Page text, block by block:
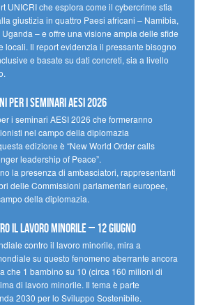
UNICRI che esplora come il cybercrime stia
giustizia in quattro Paesi africani – Namibia,
– e offre una visione ampia delle sfide
locali. Il report evidenzia il pressante bisogno
e basate su dati concreti, sia a livello
i seminari AESI 2026
i seminari AESI 2026 che formeranno
nel campo della diplomazia
edizione è “New World Order calls
leadership of Peace”.
la presenza di ambasciatori, rappresentanti
delle Commissioni parlamentari europee,
della diplomazia.
il lavoro minorile – 12 giugno
contro il lavoro minorile, mira a
su questo fenomeno aberrante ancora
che 1 bambino su 10 (circa 160 milioni di
di lavoro minorile. Il tema è parte
2030 per lo Sviluppo Sostenibile.